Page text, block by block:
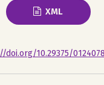
XML
doi.org/10.29375/